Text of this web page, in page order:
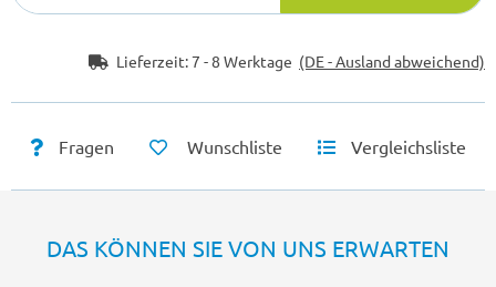
Lieferzeit:7 - 8 Werktage (DE - Ausland abweichend)
Fragen Wunschliste Vergleichsliste
DAS KÖNNEN SIE VON UNS ERWARTEN